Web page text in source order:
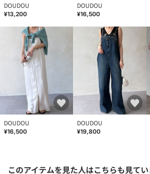
DOUDOU
¥13,200
DOUDOU
¥16,500
DOUDOU
¥16,500
DOUDOU
¥19,800